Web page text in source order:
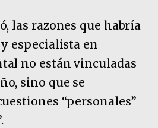
las razones que habría
especialista en
no están vinculadas
sino que se
“personales”